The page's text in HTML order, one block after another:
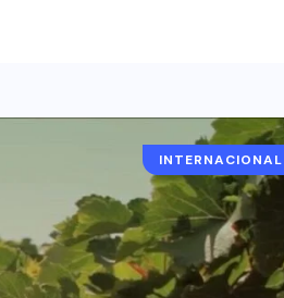
INTERNACIONAL